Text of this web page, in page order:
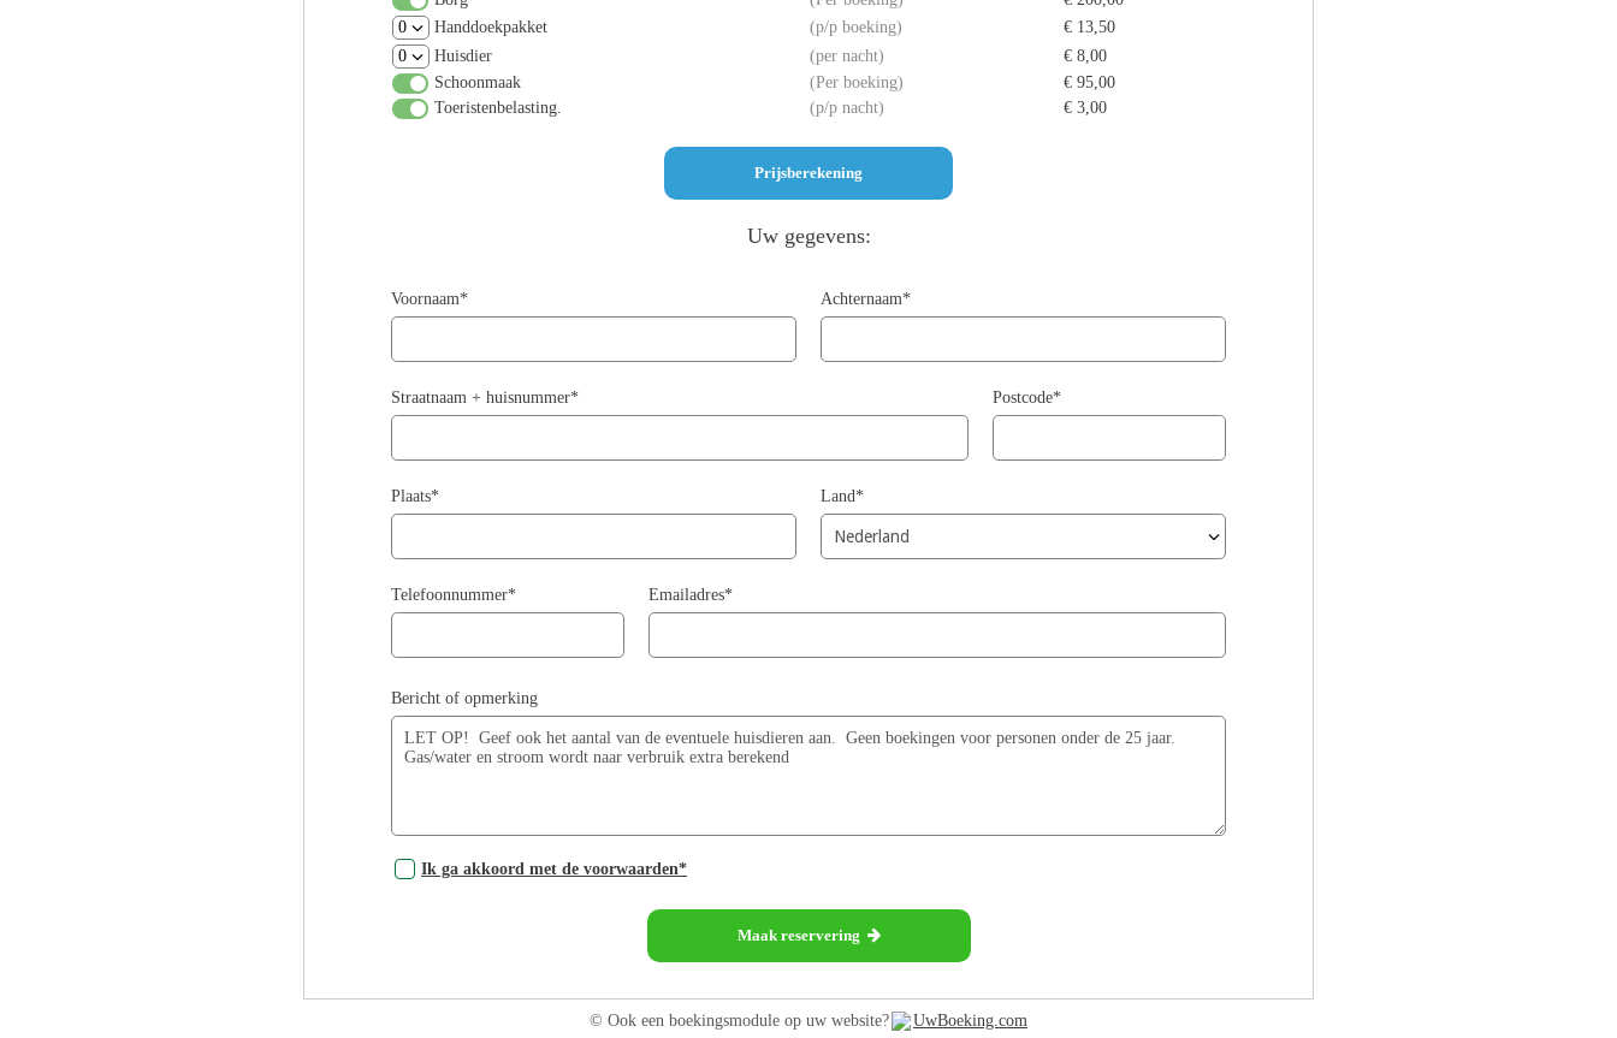
Handdoekpakket
p/p boeking
€ 13,50
Huisdier
per nacht
€ 8,00
Schoonmaak
Per boeking
€ 95,00
Toeristenbelasting.
p/p nacht € 3,00
Uw gegevens:
Voornaam* Achternaam*
Straatnaam + huisnummer* Postcode*
Plaats* Land*
Telefoonnummer* Emailadres*
Bericht of opmerking
Ik ga akkoord met de voorwaarden*
Maak reservering
© Ook een boekingsmodule op uw website? UwBoeking.com